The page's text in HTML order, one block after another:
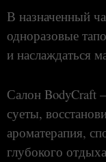
В назначенный
одноразовые
и наслаждаться
Салон BodyCraft
суеты,
ароматерапия,
глубокого